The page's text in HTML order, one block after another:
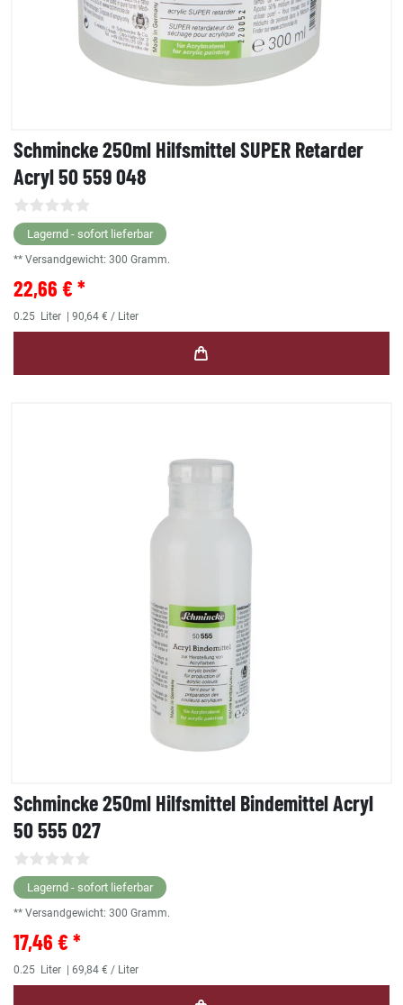
Schmincke 250ml Hilfsmittel SUPER Retarder
Acryl 50 559 048
Lagernd - sofort lieferbar
** Versandgewicht: 300 Gramm.
22,66 € *
0.25 Liter | 90,64 € / Liter
Schmincke 250ml Hilfsmittel Bindemittel Acryl
50 555 027
Lagernd - sofort lieferbar
** Versandgewicht: 300 Gramm.
17,46 € *
0.25 Liter | 69,84 € / Liter